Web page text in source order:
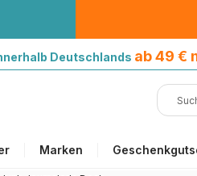
Deutschlands ab 49 €
Marken